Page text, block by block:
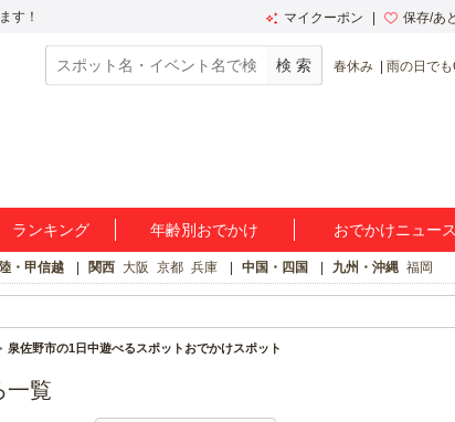
す！ マイクーポン 保存/あ
春休み 雨の日でも
ランキング 年齢別おでかけ おでかけニュース
・甲信越 関西 大阪 京都 兵庫 中国・四国 九州・沖縄 福岡
泉佐野市の1日中遊べるスポットおでかけスポット
一覧